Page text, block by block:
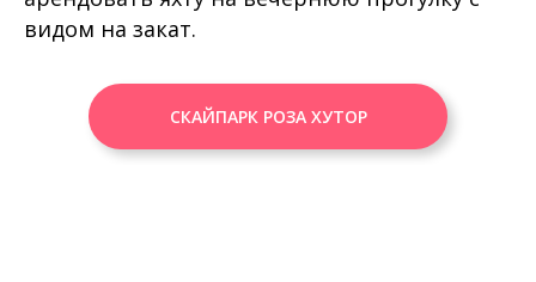
видом на закат.
СКАЙПАРК РОЗА ХУТОР